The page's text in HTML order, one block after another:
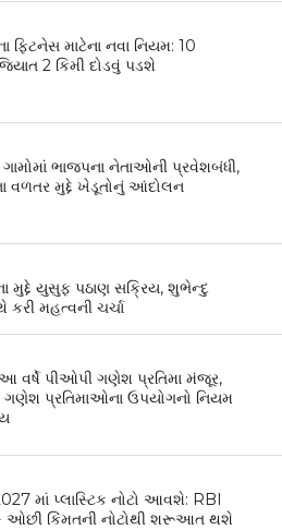
ફિટનેસ માટેના નવા નિયમ: 10
2 કિમી દોડવું પડશે
ગામોમાં ભાજપના નેતાઓની પ્રવેશબંધી,
વળતર મુદ્દે ખેડૂતોનું આંદોલન
મુદ્દે યુસુફ પઠાણ સક્રિય, શુભેન્દુ
કરી મહત્વની ચર્ચા
આ વર્ષે પીઓપી ગણેશ પ્રતિમા મંજૂર,
ગણેશ પ્રતિમાઓના ઉપયોગનો નિયમ
માં પ્લાસ્ટિક નોટો આવશે: RBI
ઓછી કિંમતની નોટોથી શરૂઆત થશે